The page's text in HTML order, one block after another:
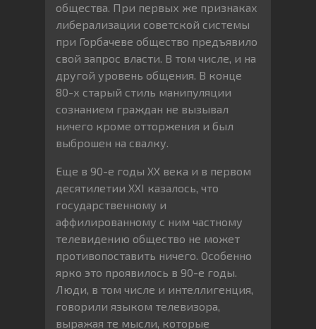
общества. При первых же признаках
либерализации советской системы
при Горбачеве общество предъявило
свой запрос власти. В том числе, и на
другой уровень общения. В конце
80-х старый стиль манипуляции
сознанием граждан не вызывал
ничего кроме отторжения и был
выброшен на свалку.
Еще в 90-е годы XX века и в первом
десятилетии XXI казалось, что
государственному и
аффилированному с ним частному
телевидению общество не может
противопоставить ничего. Особенно
ярко это проявилось в 90-е годы.
Люди, в том числе и интеллигенция,
говорили языком телевизора,
выражая те мысли, которые